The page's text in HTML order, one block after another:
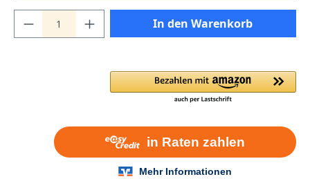
In den Warenkorb